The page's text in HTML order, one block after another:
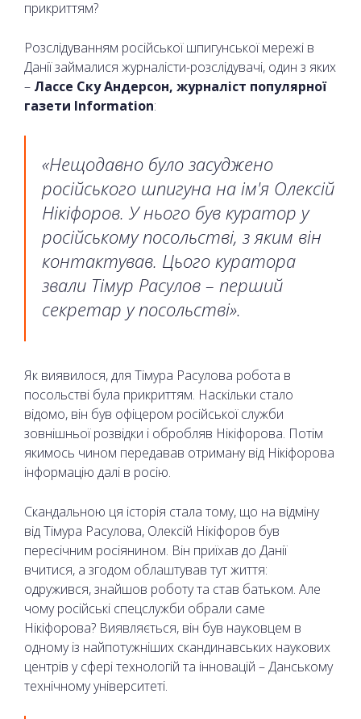
прикриттям?
Розслідуванням російської шпигунської мережі в
Данії займалися журналісти-розслідувачі, один з яких
– Лассе Ску Андерсон, журналіст популярної
газети Information:
«Нещодавно було засуджено
російського шпигуна на ім'я Олексій
Нікіфоров. У нього був куратор у
російському посольстві, з яким він
контактував. Цього куратора
звали Тімур Расулов – перший
секретар у посольстві».
Як виявилося, для Тімура Расулова робота в
посольстві була прикриттям. Наскільки стало
відомо, він був офіцером російської служби
зовнішньої розвідки і обробляв Нікіфорова. Потім
якимось чином передавав отриману від Нікіфорова
інформацію далі в росію.
Скандальною ця історія стала тому, що на відміну
від Тімура Расулова, Олексій Нікіфоров був
пересічним росіянином. Він приїхав до Данії
вчитися, а згодом облаштував тут життя:
одружився, знайшов роботу та став батьком. Але
чому російські спецслужби обрали саме
Нікіфорова? Виявляється, він був науковцем в
одному із найпотужніших скандинавських наукових
центрів у сфері технологій та інновацій – Данському
технічному університеті.